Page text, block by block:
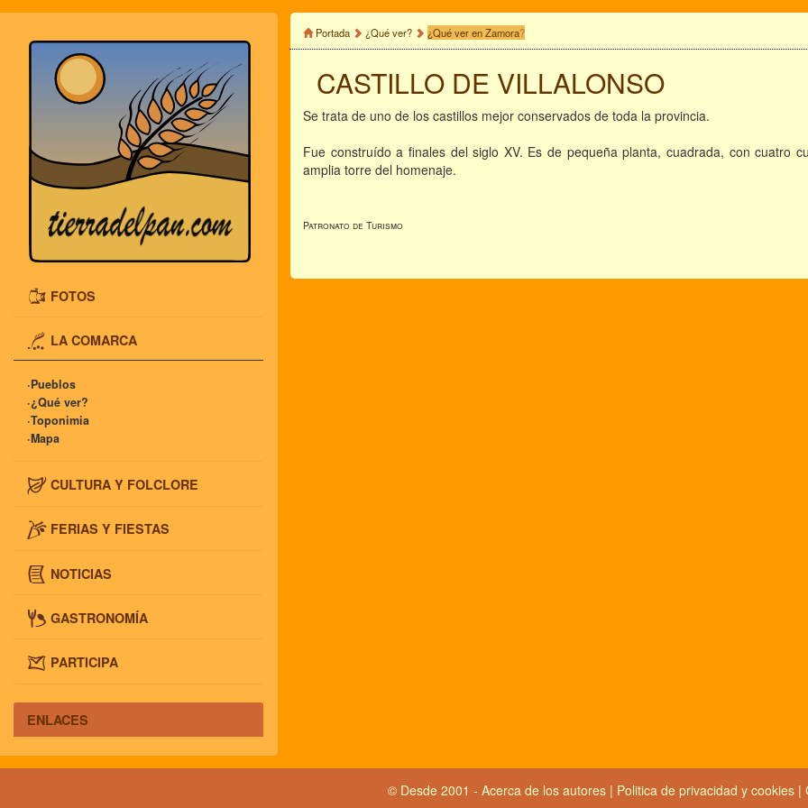
FOTOS
LA COMARCA
·Pueblos
·¿Qué ver?
·Toponimia
·Mapa
CULTURA Y FOLCLORE
FERIAS Y FIESTAS
NOTICIAS
GASTRONOMÍA
PARTICIPA
ENLACES
Portada ¿Qué ver? ¿Qué ver en Zamora?
CASTILLO DE VILLALONSO
Se trata de uno de los castillos mejor conservados de toda la provincia.
Fue construído a finales del siglo XV. Es de pequeña planta, cuadrada, con cuatro
amplia torre del homenaje.
Patronato de Turismo
© Desde 2001 - Acerca de los autores| Politica de privacidad y cookies |